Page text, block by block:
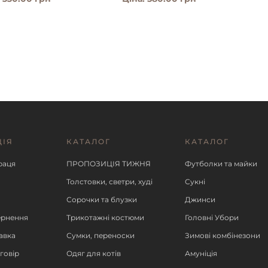
КАТАЛОГ
ПРОПОЗИЦІЯ ТИЖНЯ
Толстовки, светри, худі
Сорочки та блузки
Трикотажні костюми
Сумки, переноски
Одяг для котів
КАТАЛОГ
Футболки та майки
Сукні
Джинси
Головні Убори
Зимові комбінезони
Амуніція